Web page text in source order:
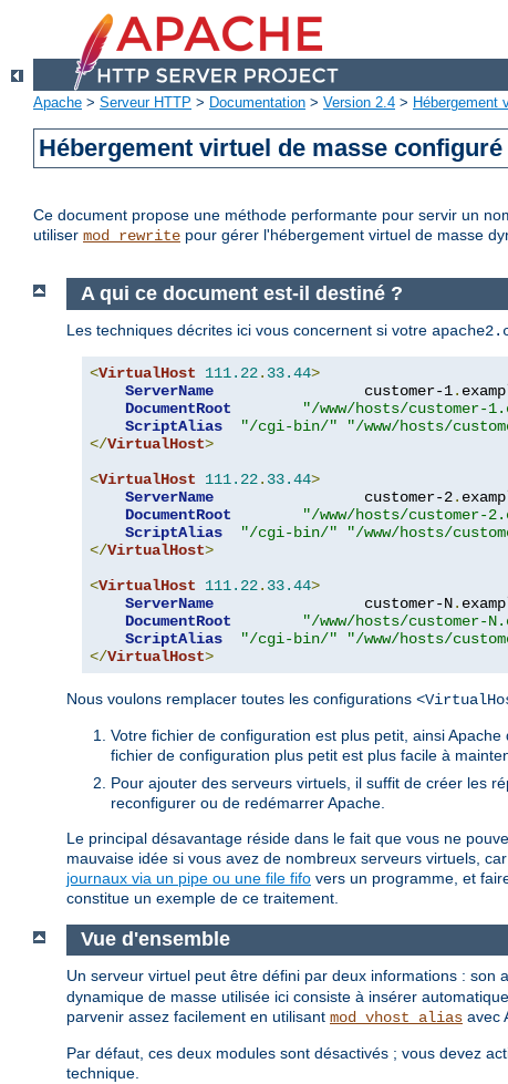
Apache > Serveur HTTP > Documentation > Version 2.4 > Hébergement
Hébergement virtuel de masse
Ce document propose une méthode performante pour servir un
utiliser mod_rewrite pour gérer l'hébergement virtuel de masse
A qui ce document est-il destiné ?
Les techniques décrites ici vous concernent si votre
<VirtualHost 111.22. 33.44>
ServerName
                 customer-1
.
DocumentRoot
"/www/hosts/customer-
ScriptAlias
"/cgi-bin/"
"/www/hosts/
</VirtualHost>
<VirtualHost 111.22. 33.44>
ServerName
                 customer-2
.
DocumentRoot
"/www/hosts/customer-
ScriptAlias
"/cgi-bin/"
"/www/hosts/
</VirtualHost>
<VirtualHost 111.22. 33.44>
ServerName
                 customer-N
.
DocumentRoot
"/www/hosts/customer-
ScriptAlias
"/cgi-bin/"
"/www/hosts/
</VirtualHost>
Nous voulons remplacer toutes les configurations
Votre fichier de configuration est plus petit, ainsi
fichier de configuration plus petit est plus facile à
Pour ajouter des serveurs virtuels, il suffit de créer les
reconfigurer ou de redémarrer Apache.
Le principal désavantage réside dans le fait que vous ne
mauvaise idée si vous avez de nombreux serveurs virtuels,
journaux via un pipe ou une file fifo vers un programme, et
constitue un exemple de ce traitement.
Vue d'ensemble
Un serveur virtuel peut être défini par deux informations : son
dynamique de masse utilisée ici consiste à insérer
parvenir assez facilement en utilisant mod_vhost_alias avec
Par défaut, ces deux modules sont désactivés ; vous devez
technique.